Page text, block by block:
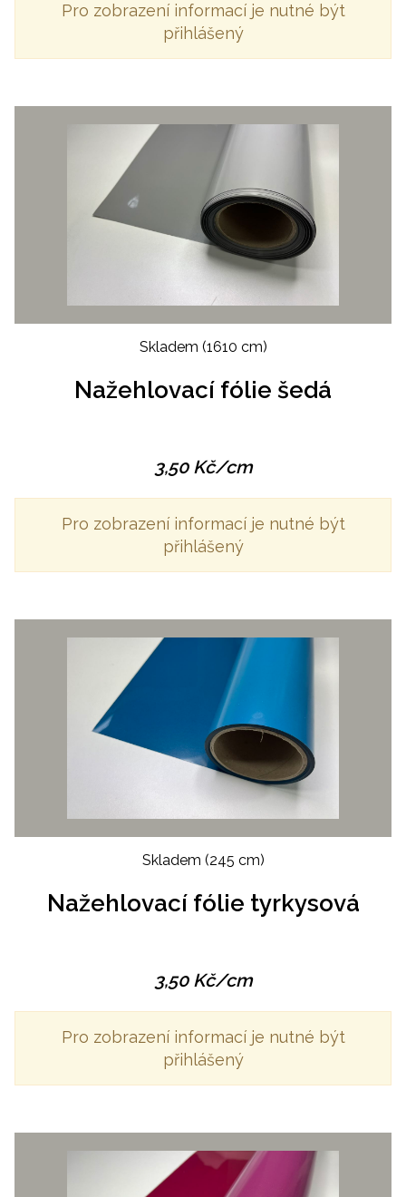
Pro zobrazení informací je nutné být
přihlášený
Skladem (1610 cm)
Nažehlovací fólie šedá
3,50Kč/cm
Pro zobrazení informací je nutné být
přihlášený
Skladem (245 cm)
Nažehlovací fólie tyrkysová
3,50Kč/cm
Pro zobrazení informací je nutné být
přihlášený